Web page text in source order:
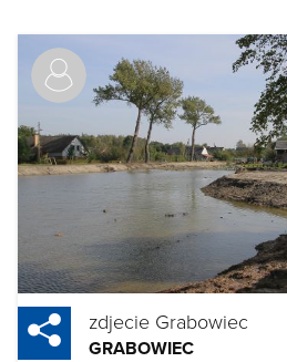
zdjecie Grabowiec
GRABOWIEC